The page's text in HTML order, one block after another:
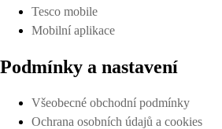
Tesco mobile
Mobilní aplikace
Podmínky a nastavení
Všeobecné obchodní podmínky
Ochrana osobních údajů a cookies